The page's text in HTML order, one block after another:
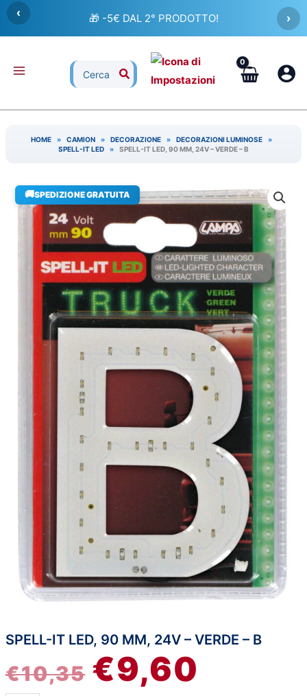
Vai
contenuto
‹ 🎁 -5€ DAL 2° PRODOTTO! ›
Ricerca
per:
HOME » CAMION » DECORAZIONE » DECORAZIONI LUMINOSE
»
SPELL-IT LED
» SPELL-IT LED, 90 MM, 24V – VERDE – B
🚚SPEDIZIONE GRATUITA
SPELL-IT LED, 90 MM, 24V – VERDE – B
€10,35
IL
PREZZO
€9,60
IL
Spell-
Led,